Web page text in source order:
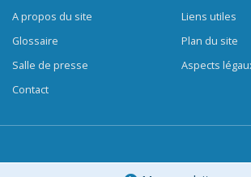
A propos du site
Glossaire
Salle de presse
Contact
Liens utiles
Plan du site
Aspects